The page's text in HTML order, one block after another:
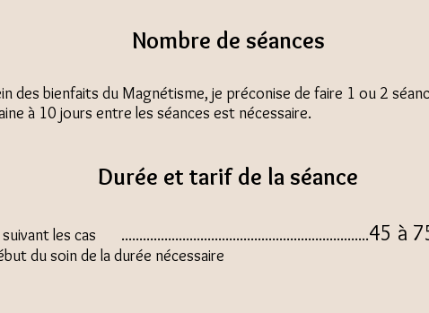
Nombre de séances
des bienfaits du Magnétisme, je préconise de faire 1 ou 2
à 10 jours entre les séances est nécessaire.
Durée et tarif de la séance
les cas .....................................................................45 à
du soin de la durée nécessaire